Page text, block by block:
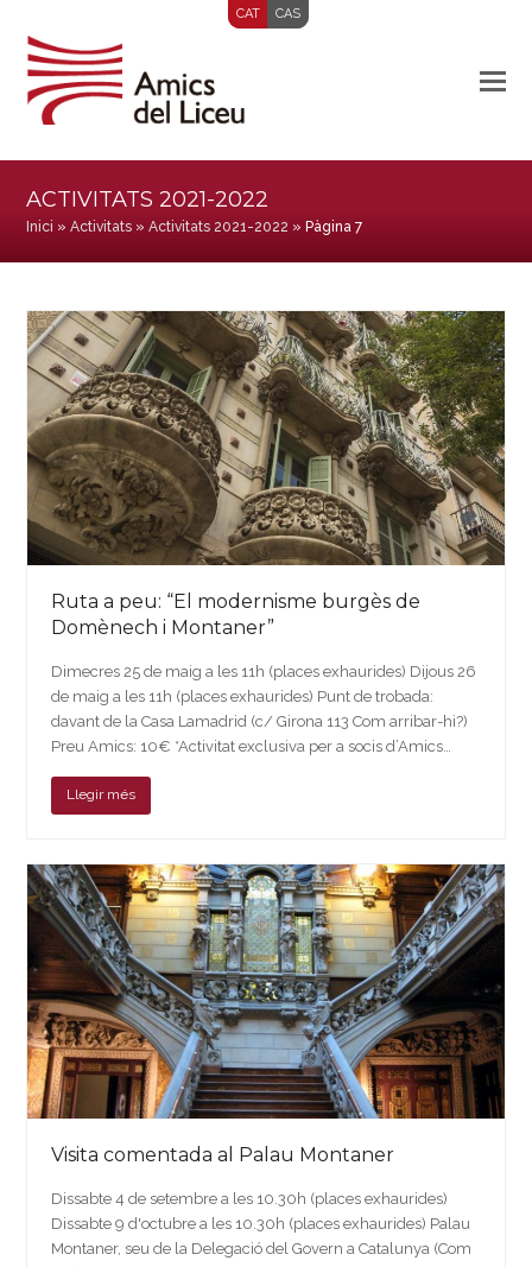
CAT CAS
ACTIVITATS 2021-2022
Inici »Activitats »Activitats 2021-2022 » Pàgina 7
Ruta a peu: “El modernisme burgès de
Domènech i Montaner”
Dimecres 25 de maig a les 11h (places exhaurides) Dijous 26
de maig a les 11h (places exhaurides) Punt de trobada:
davant de la Casa Lamadrid (c/ Girona 113 Com arribar-hi?)
Preu Amics: 10€ *Activitat exclusiva per a socis d’Amics…
Llegir més
Visita comentada al Palau Montaner
Dissabte 4 de setembre a les 10.30h (places exhaurides)
Dissabte 9 d'octubre a les 10.30h (places exhaurides) Palau
Montaner, seu de la Delegació del Govern a Catalunya (Com